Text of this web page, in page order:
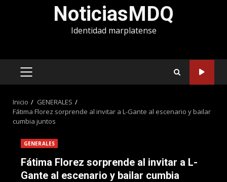
NoticiasMDQ
Identidad marplatense
MENÚ
Inicio
GENERALES
Fátima Florez sorprende al invitar a L-Gante al escenario y bailar
cumbia juntos
GENERALES
Fátima Florez sorprende al invitar a L-
Gante al escenario y bailar cumbia